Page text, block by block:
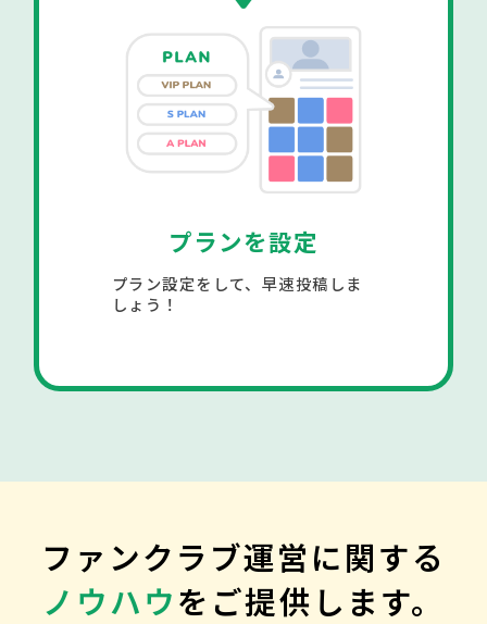
プランを設定
プラン設定をして、早速投稿しま
しょう！
ファンクラブ運営に関する
ノウハウをご提供します。